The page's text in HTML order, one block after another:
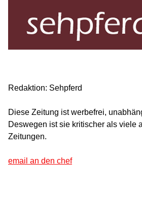
Redaktion: Sehpferd
Diese Zeitung ist werbefrei,
Deswegen ist sie kritischer als viele
Zeitungen.
email an den chef